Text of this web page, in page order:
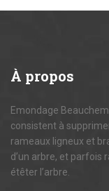
À propos
Emondage
consistent à
rameaux ligneux et
d’un arbre, et parfois
étêter l’arbre.